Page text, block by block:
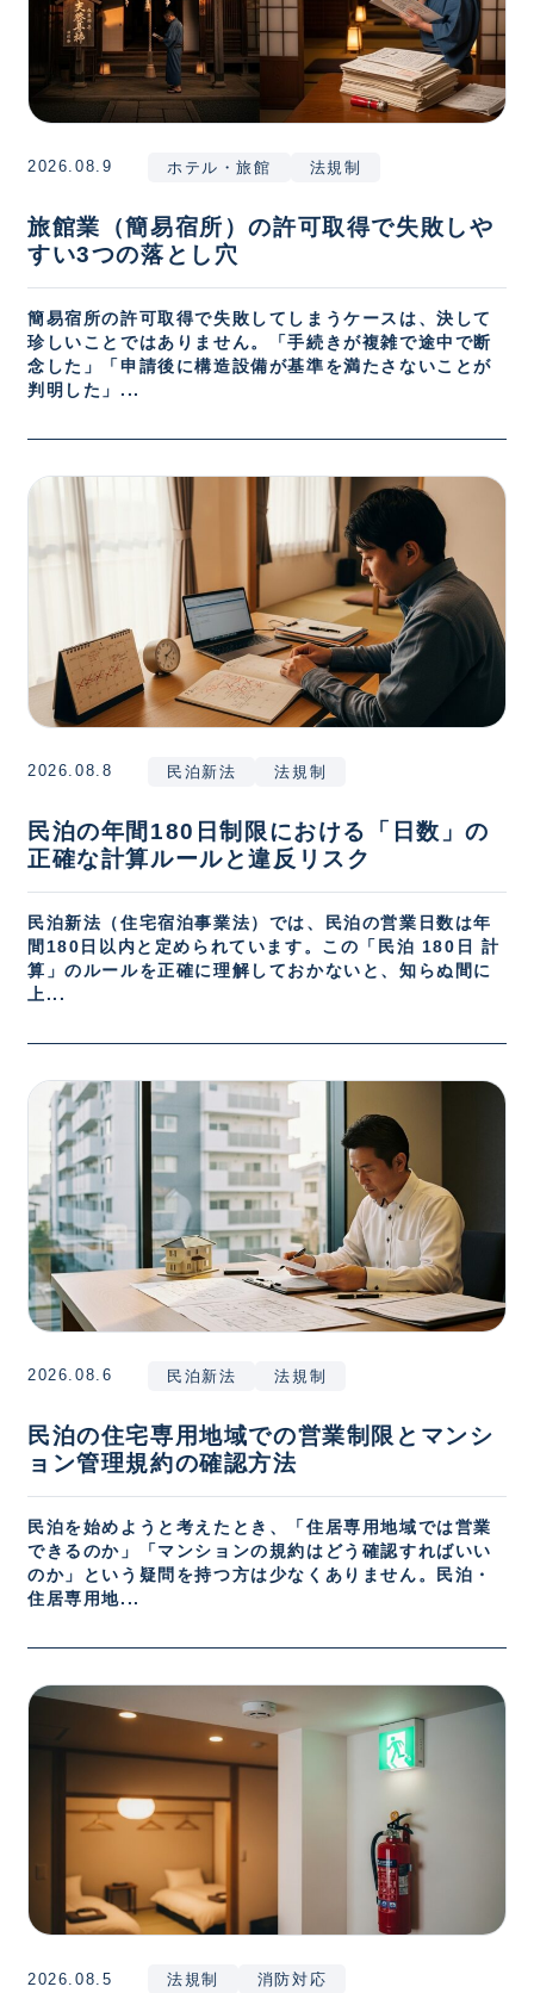
2026.08.9 ホテル・旅館 法規制
旅館業（簡易宿所）の許可取得で失敗しや
すい3つの落とし穴
簡易宿所の許可取得で失敗してしまうケースは、決して
珍しいことではありません。「手続きが複雑で途中で断
念した」「申請後に構造設備が基準を満たさないことが
判明した」...
2026.08.8 民泊新法 法規制
民泊の年間180日制限における「日数」の
正確な計算ルールと違反リスク
民泊新法（住宅宿泊事業法）では、民泊の営業日数は年
間180日以内と定められています。この「民泊 180日 計
算」のルールを正確に理解しておかないと、知らぬ間に
上...
2026.08.6 民泊新法 法規制
民泊の住宅専用地域での営業制限とマンシ
ョン管理規約の確認方法
民泊を始めようと考えたとき、「住居専用地域では営業
できるのか」「マンションの規約はどう確認すればいい
のか」という疑問を持つ方は少なくありません。民泊・
住居専用地...
2026.08.5 法規制 消防対応